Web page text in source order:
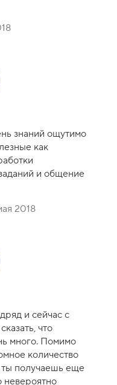
знаний ощутимо
как
и общение
2018
и сейчас с
что
много. Помимо
количество
получаешь еще
невероятно